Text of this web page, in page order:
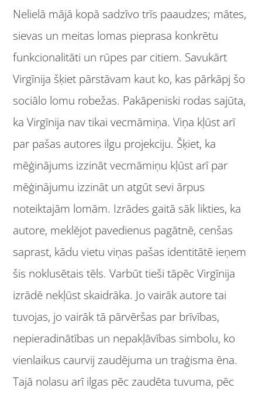
Nelielā mājā kopā sadzīvo trīs paaudzes; mātes,
sievas un meitas lomas pieprasa konkrētu
funkcionalitāti un rūpes par citiem. Savukārt
Virgīnija šķiet pārstāvam kaut ko, kas pārkāpj šo
sociālo lomu robežas. Pakāpeniski rodas sajūta,
ka Virgīnija nav tikai vecmāmiņa. Viņa kļūst arī
par pašas autores ilgu projekciju. Šķiet, ka
mēģinājums izzināt vecmāmiņu kļūst arī par
mēģinājumu izzināt un atgūt sevi ārpus
noteiktajām lomām. Izrādes gaitā sāk likties, ka
autore, meklējot pavedienus pagātnē, cenšas
saprast, kādu vietu viņas pašas identitātē ieņem
šis noklusētais tēls. Varbūt tieši tāpēc Virgīnija
izrādē nekļūst skaidrāka. Jo vairāk autore tai
tuvojas, jo vairāk tā pārvēršas par brīvības,
nepieradinātības un nepakļāvības simbolu, ko
vienlaikus caurvij zaudējuma un traģisma ēna.
Tajā nolasu arī ilgas pēc zaudēta tuvuma, pēc